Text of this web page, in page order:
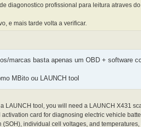
diagonostico profissional para leitura atraves
e mais tarde volta a verificar.
marcas basta apenas um OBD + software
MBito ou LAUNCH tool
LAUNCH tool, you will need a LAUNCH X431
card for diagnosing electric vehicle
individual cell voltages, and